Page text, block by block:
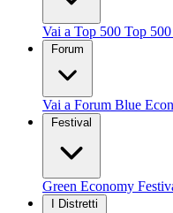
Vai a Top 500 Top
Forum
Vai a Forum Blue
Festival
Green Economy
I Distretti